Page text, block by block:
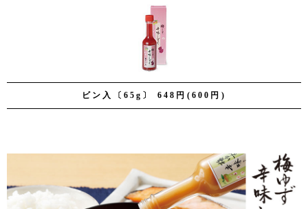
ビン入〔65g〕 648円(600円)